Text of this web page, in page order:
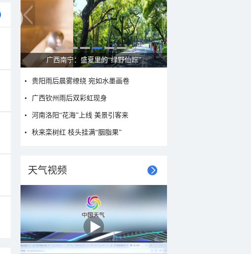
广西南宁：盛夏里的“绿野仙踪”
贵阳雨后晨雾缭绕 宛如水墨画卷
广西钦州雨后双彩虹现身
河南洛阳“花海”上线 美景引客来
秋来栾树红 枝头挂满“胭脂果”
天气视频